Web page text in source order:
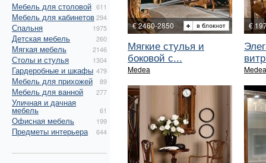
Мебель для столовой 611
Мебель для кабинетов294
Спальня 1975
Детская мебель 260
Мягкая мебель 2146
Столы и стулья 1304
Гардеробные и шкафы 479
Мебель для прихожей 89
Мебель для ванной 277
Уличная и дачная
мебель 61
Офисная мебель 199
Предметы интерьера 644
€ 2460-2850
Мягкие стулья и
боковой с...
Medea
€
Medea